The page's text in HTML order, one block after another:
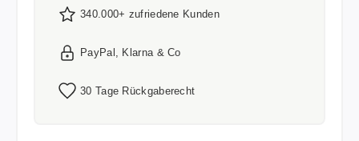
340.000+ zufriedene Kunden
PayPal, Klarna & Co
30 Tage Rückgaberecht